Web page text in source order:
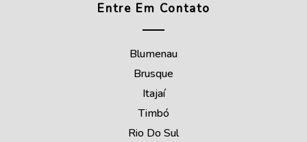
Entre Em Contato
Blumenau
Brusque
Itajaí
Timbó
Rio Do Sul